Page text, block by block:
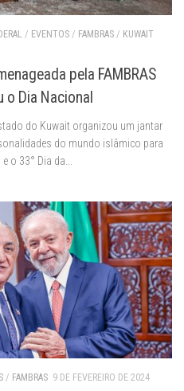
/ EVENTOS / FAMBRAS / KUWAIT
pela FAMBRAS
Dia Nacional
do Kuwait organizou um jantar
do mundo islâmico para
o 33° Dia da...
/ FAMBRAS 9 DE FEVEREIRO DE 2024